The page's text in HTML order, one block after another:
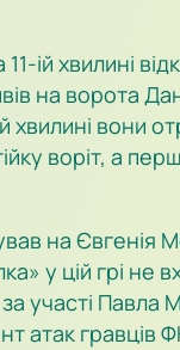
ій хвилині
на ворота
вони
воріт, а
на
у цій грі
участі
гравців